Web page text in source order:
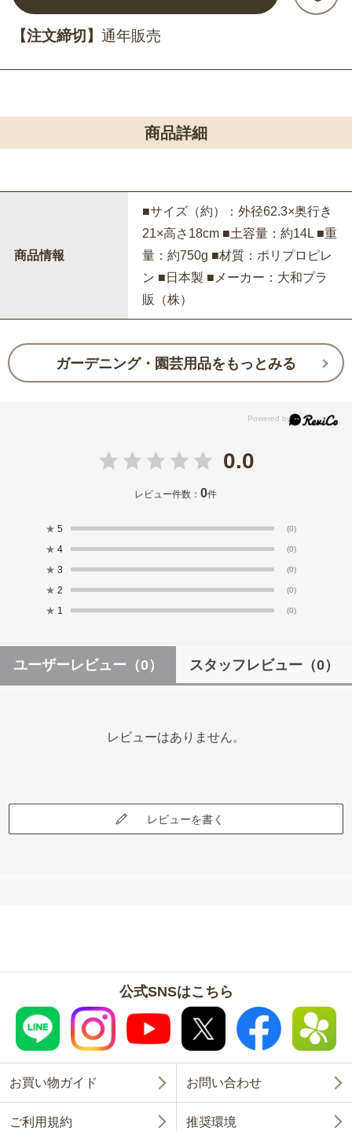
【注文締切】 通年販売
商品詳細
商品情報
■サイズ（約）：外径62.3×奥行き
21×高さ18cm ■土容量：約14L ■重
量：約750g ■材質：ポリプロピレ
ン ■日本製 ■メーカー：大和プラ
販（株）
ガーデニング・園芸用品をもっとみる
0.0
レビュー件数：0件
★ 5 (0)
★ 4 (0)
★ 3 (0)
★ 2 (0)
★ 1 (0)
ユーザーレビュー （0） スタッフレビュー （0）
レビューはありません。
レビューを書く
公式SNSはこちら
お買い物ガイド お問い合わせ
ご利用規約 推奨環境